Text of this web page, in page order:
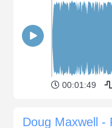
00:01:49
Doug Maxwell -